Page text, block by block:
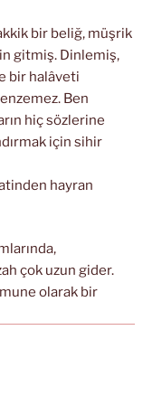
bir beliğ, müşrik
gitmiş. Dinlemiş,
bir halâveti
Ben
hiç sözlerine
için sihir
hayran
çok uzun gider.
olarak bir